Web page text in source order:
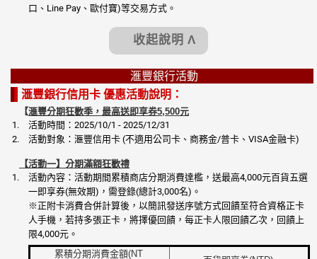
口、Line Pay、歐付寶)等交易方式。
收起說明 Λ
滙豐銀行活動
滙豐銀行信用卡 優惠活動說明：
【滙豐分期狂歡季，最高送即享券5,500元
活動時間：2025/10/1 - 2025/12/31
活動對象：滙豐信用卡 (不適用公司卡、商務金/普卡、VISA金融卡)
【活動一】分期滿額狂歡禮
活動內容：活動期間累積商店分期消費達檻，送最高4,000元百貨五選
一即享券(無效期)，需登錄(總計3,000名)。
※正附卡消費合併計算後，以簡訊發送序號方式回饋至符合資格正卡
人手機，若持多張正卡，將擇優回饋，每正卡人限回饋乙次，回饋上
限4,000元。
累積分期消費金額(NT